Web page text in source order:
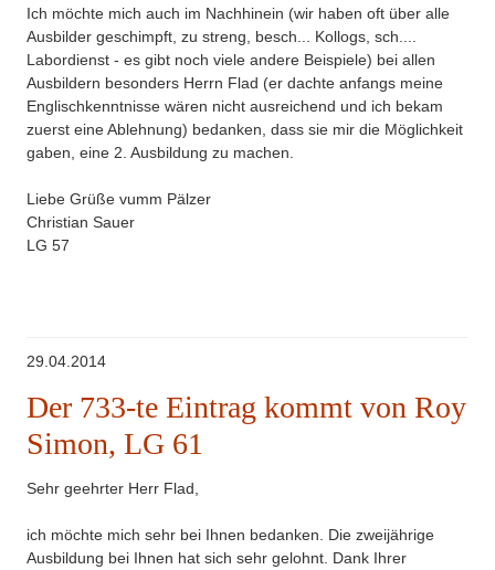
Ich möchte mich auch im Nachhinein (wir haben oft über alle
Ausbilder geschimpft, zu streng, besch... Kollogs, sch....
Labordienst - es gibt noch viele andere Beispiele) bei allen
Ausbildern besonders Herrn Flad (er dachte anfangs meine
Englischkenntnisse wären nicht ausreichend und ich bekam
zuerst eine Ablehnung) bedanken, dass sie mir die Möglichkeit
gaben, eine 2. Ausbildung zu machen.
Liebe Grüße vumm Pälzer
Christian Sauer
LG 57
29.04.2014
Der 733-te Eintrag kommt von Roy
Simon, LG 61
Sehr geehrter Herr Flad,
ich möchte mich sehr bei Ihnen bedanken. Die zweijährige
Ausbildung bei Ihnen hat sich sehr gelohnt. Dank Ihrer